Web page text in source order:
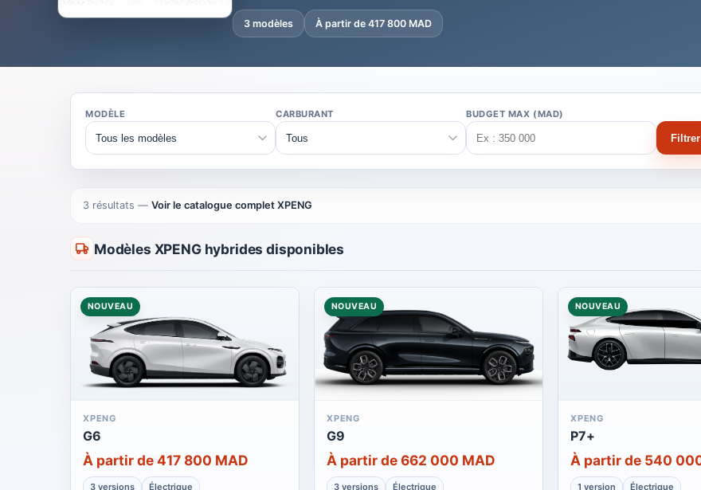
3 modèles À partir de 417 800 MAD
MODÈLE CARBURANT BUDGET MAX (MAD)
Filtrer
3 résultats — Voir le catalogue complet XPENG
Modèles XPENG hybrides disponibles
NOUVEAU
XPENG
G6
À partir de 417 800 MAD
3 versions Électrique
NOUVEAU
XPENG
G9
À partir de 662 000 MAD
3 versions Électrique
NOUVEAU
XPENG
P7+
À partir de 540
1 version Électrique